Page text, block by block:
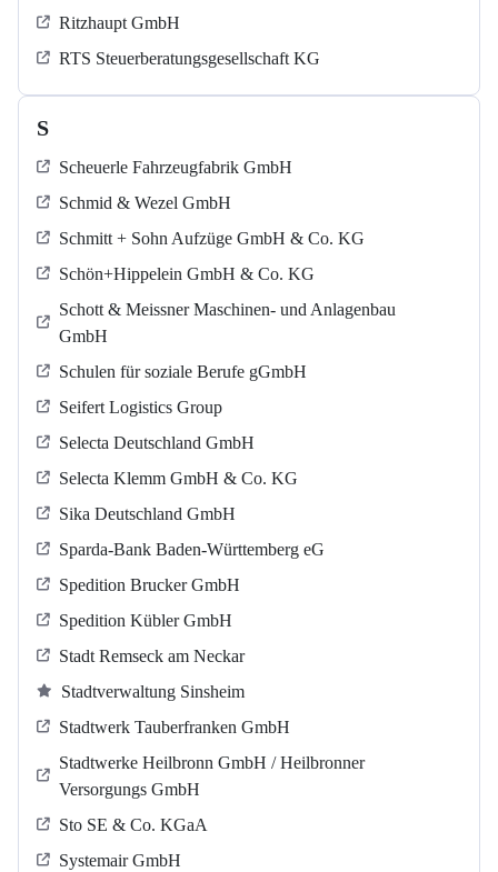
Ritzhaupt GmbH
RTS Steuerberatungsgesellschaft KG
S
Scheuerle Fahrzeugfabrik GmbH
Schmid & Wezel GmbH
Schmitt + Sohn Aufzüge GmbH & Co. KG
Schön+Hippelein GmbH & Co. KG
Schott & Meissner Maschinen- und Anlagenbau
GmbH
Schulen für soziale Berufe gGmbH
Seifert Logistics Group
Selecta Deutschland GmbH
Selecta Klemm GmbH & Co. KG
Sika Deutschland GmbH
Sparda-Bank Baden-Württemberg eG
Spedition Brucker GmbH
Spedition Kübler GmbH
Stadt Remseck am Neckar
Stadtverwaltung Sinsheim
Stadtwerk Tauberfranken GmbH
Stadtwerke Heilbronn GmbH / Heilbronner
Versorgungs GmbH
Sto SE & Co. KGaA
Systemair GmbH